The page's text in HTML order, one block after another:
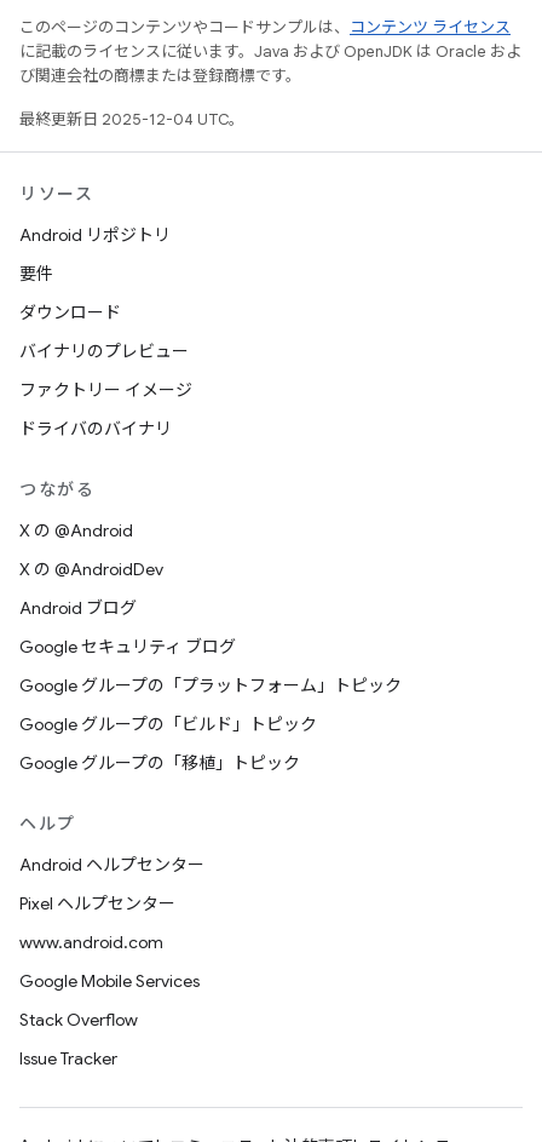
このページのコンテンツやコードサンプルは、
コンテンツ ライセンス
に記載のライセンスに従います。Java および OpenJDK は Oracle およ
び関連会社の商標または登録商標です。
最終更新日 2025-12-04 UTC。
リソース
Android リポジトリ
要件
ダウンロード
バイナリのプレビュー
ファクトリー イメージ
ドライバのバイナリ
つながる
X の @Android
X の @AndroidDev
Android ブログ
Google セキュリティ ブログ
Google グループの「プラットフォーム」トピック
Google グループの「ビルド」トピック
Google グループの「移植」トピック
ヘルプ
Android ヘルプセンター
Pixel ヘルプセンター
www.android.com
Google Mobile Services
Stack Overflow
Issue Tracker